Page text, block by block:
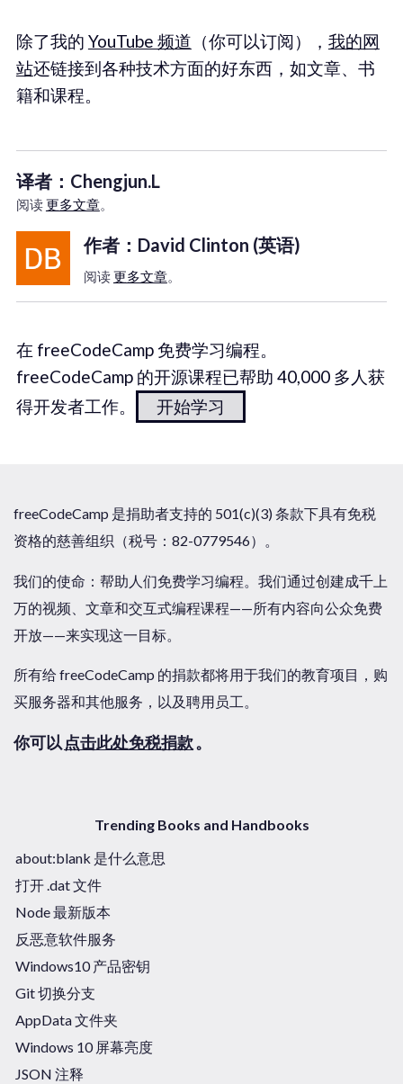
除了我的 YouTube 频道 （你可以订阅）， 我的网
站还链接到各种技术方面的好东西，如文章、书
籍和课程。
译者：Chengjun.L
阅读更多文章。
作者：David Clinton (英语)
阅读更多文章。
在 freeCodeCamp 免费学习编程。
freeCodeCamp 的开源课程已帮助 40,000 多人获
得开发者工作。
开始学习
freeCodeCamp 是捐助者支持的 501(c)(3) 条款下具有免税
资格的慈善组织（税号：82-0779546）。
我们的使命：帮助人们免费学习编程。我们通过创建成千上
万的视频、文章和交互式编程课程——所有内容向公众免费
开放——来实现这一目标。
所有给 freeCodeCamp 的捐款都将用于我们的教育项目，购
买服务器和其他服务，以及聘用员工。
你可以 点击此处免税捐款。
Trending Books and Handbooks
about:blank 是什么意思
打开 .dat 文件
Node 最新版本
反恶意软件服务
Windows10 产品密钥
Git 切换分支
AppData 文件夹
Windows 10 屏幕亮度
JSON 注释